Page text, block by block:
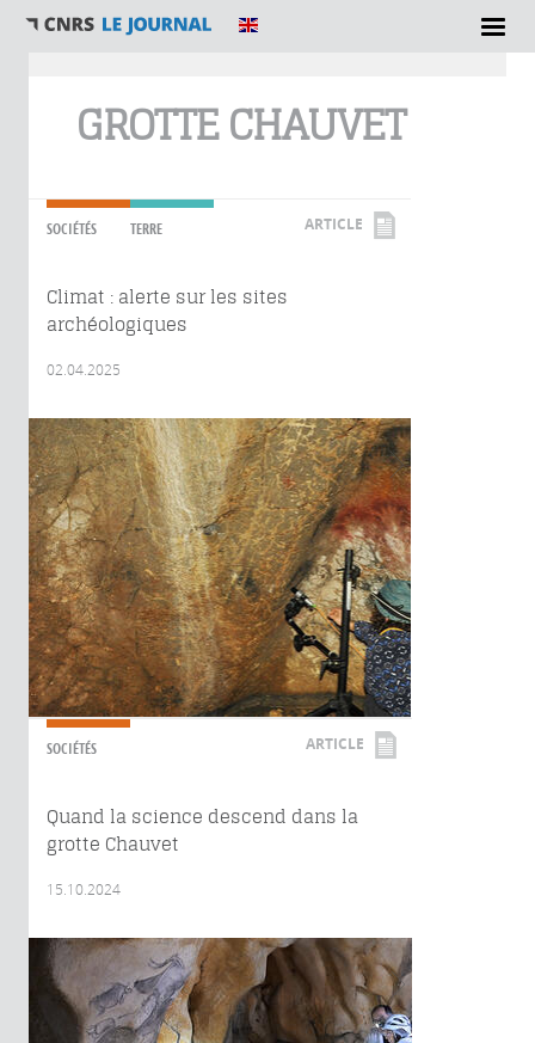
GROTTE CHAUVET
SOCIÉTÉS TERRE ARTICLE
Climat : alerte sur les sites
archéologiques
02.04.2025
SOCIÉTÉS ARTICLE
Quand la science descend dans la
grotte Chauvet
15.10.2024